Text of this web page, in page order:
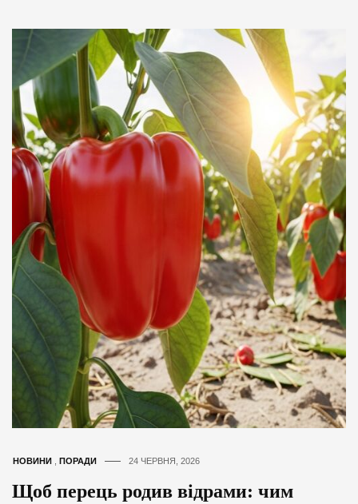
НОВИНИ ПОРАДИ 24 ЧЕРВНЯ, 2026
Щоб перець родив відрами: чим